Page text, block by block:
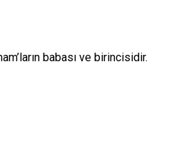
babası ve birincisidir.